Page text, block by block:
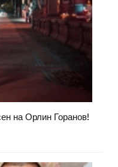
на Орлин Горанов!